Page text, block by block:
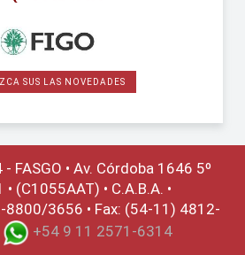
SUS LAS NOVEDADES
FASGO • Av. Córdoba 1646 5º
(C1055AAT) • C.A.B.A. •
3656 • Fax: (54-11) 4812-
+54 9 11 2571-6314